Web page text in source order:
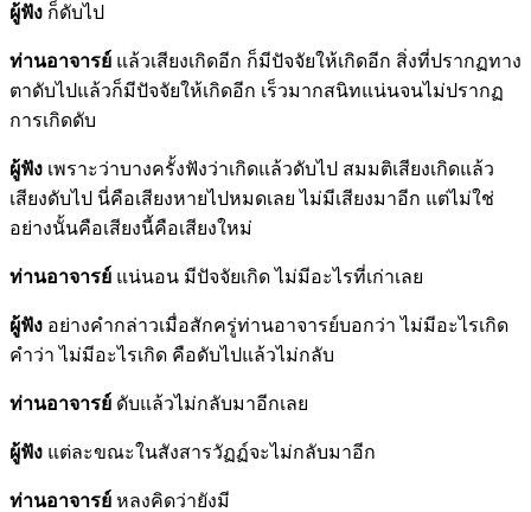
ผู้ฟัง ก็ดับไป
ท่านอาจารย์ แล้วเสียงเกิดอีก ก็มีปัจจัยให้เกิดอีก สิ่งที่ปรากฏทาง
ตาดับไปแล้วก็มีปัจจัยให้เกิดอีก เร็วมากสนิทแน่นจนไม่ปรากฏ
การเกิดดับ
ผู้ฟัง เพราะว่าบางครั้งฟังว่าเกิดแล้วดับไป สมมติเสียงเกิดแล้ว
เสียงดับไป นี่คือเสียงหายไปหมดเลย ไม่มีเสียงมาอีก แต่ไม่ใช่
อย่างนั้นคือเสียงนี้คือเสียงใหม่
ท่านอาจารย์ แน่นอน มีปัจจัยเกิด ไม่มีอะไรที่เก่าเลย
ผู้ฟัง อย่างคำกล่าวเมื่อสักครู่ท่านอาจารย์บอกว่า ไม่มีอะไรเกิด
คำว่า ไม่มีอะไรเกิด คือดับไปแล้วไม่กลับ
ท่านอาจารย์ ดับแล้วไม่กลับมาอีกเลย
ผู้ฟัง แต่ละขณะในสังสารวัฏฏ์จะไม่กลับมาอีก
ท่านอาจารย์ หลงคิดว่ายังมี